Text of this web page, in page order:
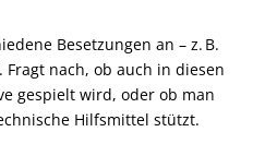
Besetzungen an – z. B.
Fragt nach, ob auch in diesen
gespielt wird, oder ob man
Hilfsmittel stützt.